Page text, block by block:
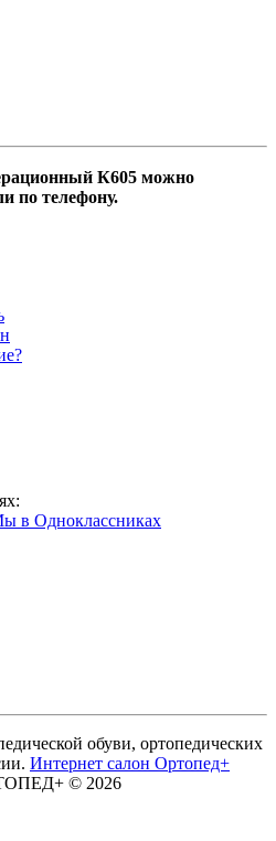
К605 можно
по телефону.
обуви, ортопедических
Интернет салон Ортопед+
© 2026